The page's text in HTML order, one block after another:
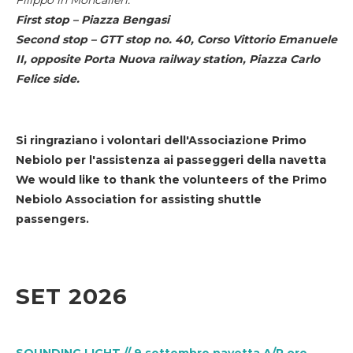
First stop – Piazza Bengasi
Second stop – GTT stop no. 40, Corso Vittorio Emanuele
II, opposite Porta Nuova railway station, Piazza Carlo
Felice side.
Si ringraziano i volontari dell'Associazione Primo
Nebiolo per l'assistenza ai passeggeri della navetta
We would like to thank the volunteers of the Primo
Nebiolo Association for assisting shuttle
passengers.
SET 2026